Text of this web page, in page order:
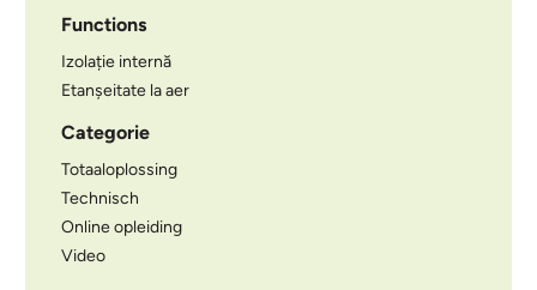
Functions
Izolație internă
Etanșeitate la aer
Categorie
Totaaloplossing
Technisch
Online opleiding
Video